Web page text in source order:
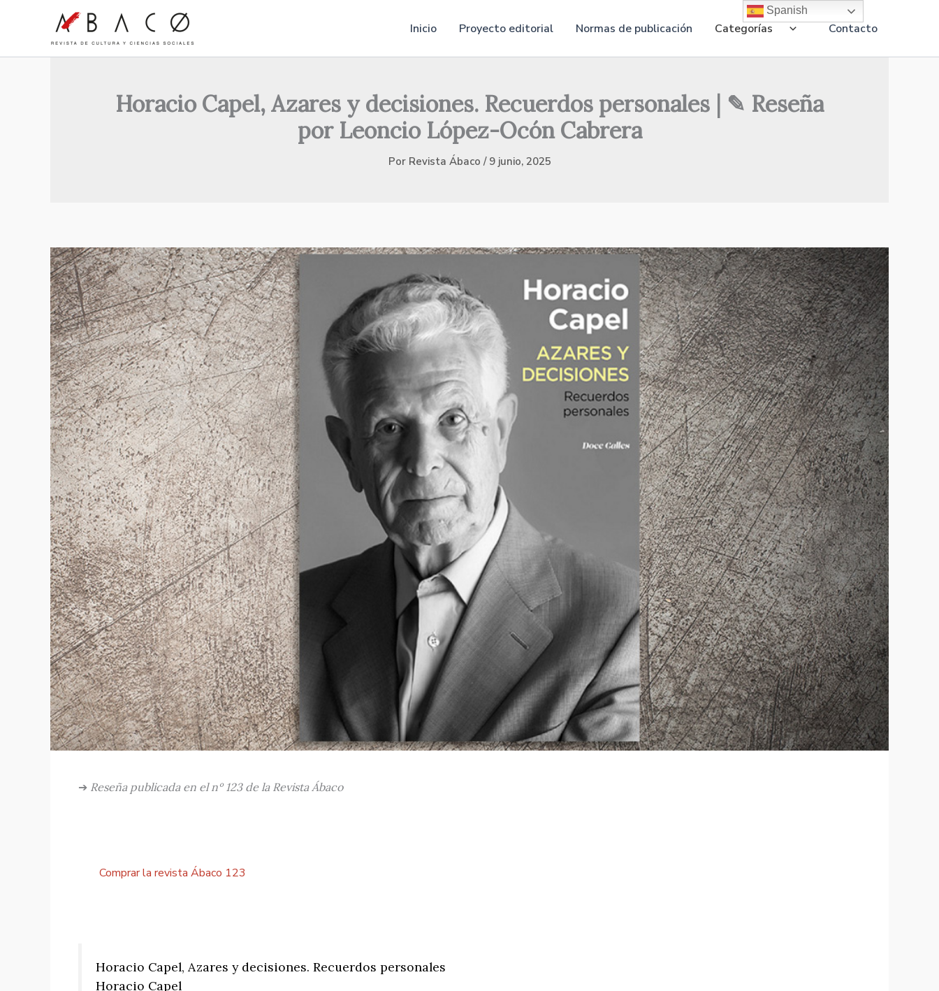
contenido
Inicio Proyecto editorial Normas de publicación Categorías Contacto
Horacio Capel, Azares y decisiones. Recuerdos personales | ✎ Reseña
por Leoncio López-Ocón Cabrera
Por Revista Ábaco / 9 junio, 2025
➔ Reseña publicada en el nº 123 de la Revista Ábaco
Comprar la revista Ábaco 123
Horacio Capel, Azares y decisiones. Recuerdos personales
Horacio Capel
Spanish